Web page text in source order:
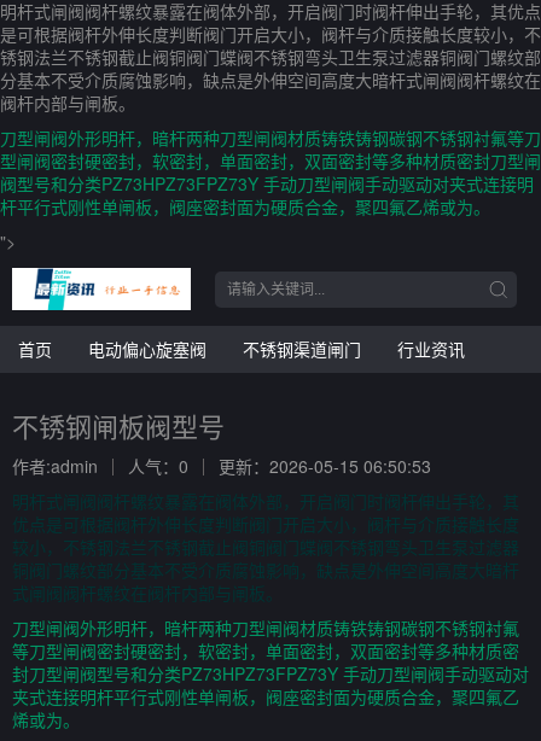
明杆式闸阀阀杆螺纹暴露在阀体外部，开启阀门时阀杆伸出手轮，其优点
是可根据阀杆外伸长度判断阀门开启大小，阀杆与介质接触长度较小，不
锈钢法兰不锈钢截止阀铜阀门蝶阀不锈钢弯头卫生泵过滤器铜阀门螺纹部
分基本不受介质腐蚀影响，缺点是外伸空间高度大暗杆式闸阀阀杆螺纹在
阀杆内部与闸板。
刀型闸阀外形明杆，暗杆两种刀型闸阀材质铸铁铸钢碳钢不锈钢衬氟等刀
型闸阀密封硬密封，软密封，单面密封，双面密封等多种材质密封刀型闸
阀型号和分类PZ73HPZ73FPZ73Y 手动刀型闸阀手动驱动对夹式连接明
杆平行式刚性单闸板，阀座密封面为硬质合金，聚四氟乙烯或为。
">
首页 电动偏心旋塞阀 不锈钢渠道闸门 行业资讯
不锈钢闸板阀型号
作者:admin 人气：0
更新：2026-05-15 06:50:53
明杆式闸阀阀杆螺纹暴露在阀体外部，开启阀门时阀杆伸出手轮，其
优点是可根据阀杆外伸长度判断阀门开启大小，阀杆与介质接触长度
较小，不锈钢法兰不锈钢截止阀铜阀门蝶阀不锈钢弯头卫生泵过滤器
铜阀门螺纹部分基本不受介质腐蚀影响，缺点是外伸空间高度大暗杆
式闸阀阀杆螺纹在阀杆内部与闸板。
刀型闸阀外形明杆，暗杆两种刀型闸阀材质铸铁铸钢碳钢不锈钢衬氟
等刀型闸阀密封硬密封，软密封，单面密封，双面密封等多种材质密
封刀型闸阀型号和分类PZ73HPZ73FPZ73Y 手动刀型闸阀手动驱动对
夹式连接明杆平行式刚性单闸板，阀座密封面为硬质合金，聚四氟乙
烯或为。